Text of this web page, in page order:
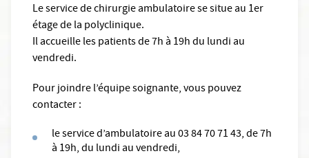
Le service de chirurgie ambulatoire se situe au 1er
étage de la polyclinique.
Il accueille les patients de 7h à 19h du lundi au
vendredi.
Pour joindre l’équipe soignante, vous pouvez
contacter :
le service d’ambulatoire au 03 84 70 71 43, de 7h
à 19h, du lundi au vendredi,